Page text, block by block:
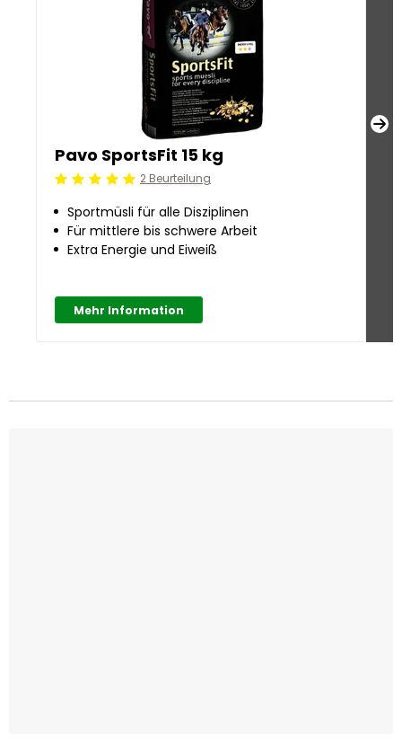
Pavo SportsFit 15 kg
Beoordeling: 5/52 Beurteilung
Sportmüsli für alle Disziplinen
Für mittlere bis schwere Arbeit
Extra Energie und Eiweiß
Mehr Information